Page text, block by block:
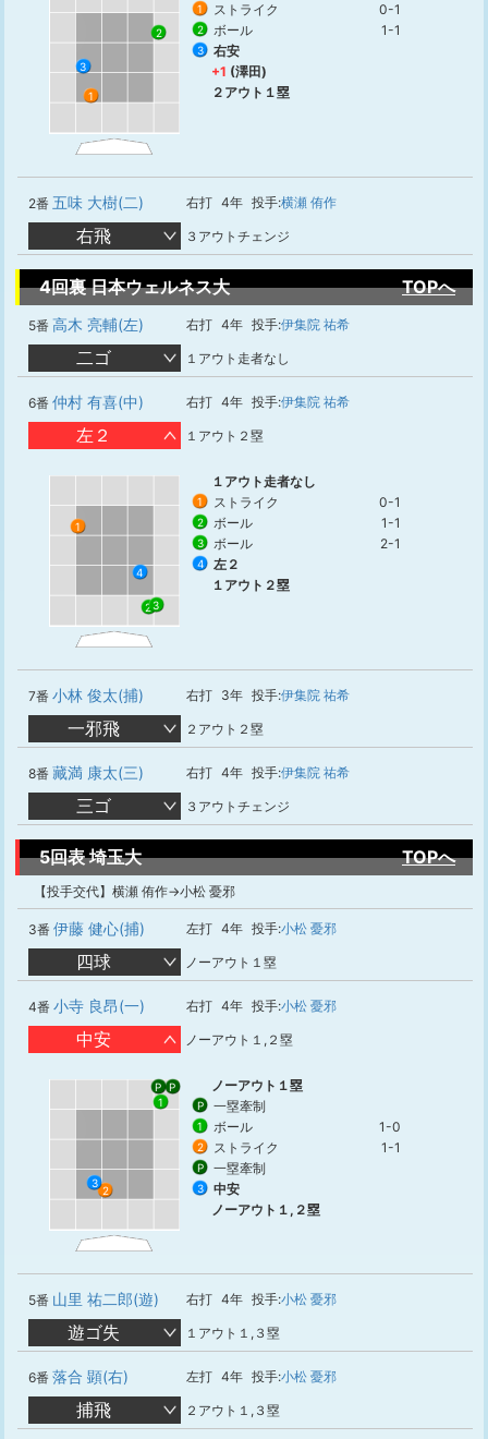
1
2
3
1 ストライク 0-1
2 ボール 1-1
3
右安
+1 (澤田)
２アウト１塁
2番 五味 大樹(二) 右打 4年 投手:横瀬 侑作
右飛 ３アウトチェンジ
4回裏 日本ウェルネス大 TOPへ
5番 高木 亮輔(左) 右打 4年 投手:伊集院 祐希
二ゴ １アウト走者なし
6番 仲村 有喜(中) 右打 4年 投手:伊集院 祐希
左２ １アウト２塁
1
23
4
１アウト走者なし
1 ストライク 0-1
2 ボール 1-1
3 ボール 2-1
4
左２
１アウト２塁
7番 小林 俊太(捕) 右打 3年 投手:伊集院 祐希
一邪飛 ２アウト２塁
8番 藏満 康太(三) 右打 4年 投手:伊集院 祐希
三ゴ ３アウトチェンジ
5回表 埼玉大 TOPへ
【投手交代】横瀬 侑作→小松 憂邪
3番 伊藤 健心(捕) 左打 4年 投手:小松 憂邪
四球 ノーアウト１塁
4番 小寺 良昂(一) 右打 4年 投手:小松 憂邪
中安 ノーアウト１,２塁
P
1
2
P
3
ノーアウト１塁
P 一塁牽制
1 ボール 1-0
2 ストライク 1-1
P 一塁牽制
3
中安
ノーアウト１,２塁
5番 山里 祐二郎(遊) 右打 4年 投手:小松 憂邪
遊ゴ失 １アウト１,３塁
6番 落合 顕(右) 左打 4年 投手:小松 憂邪
捕飛 ２アウト１,３塁